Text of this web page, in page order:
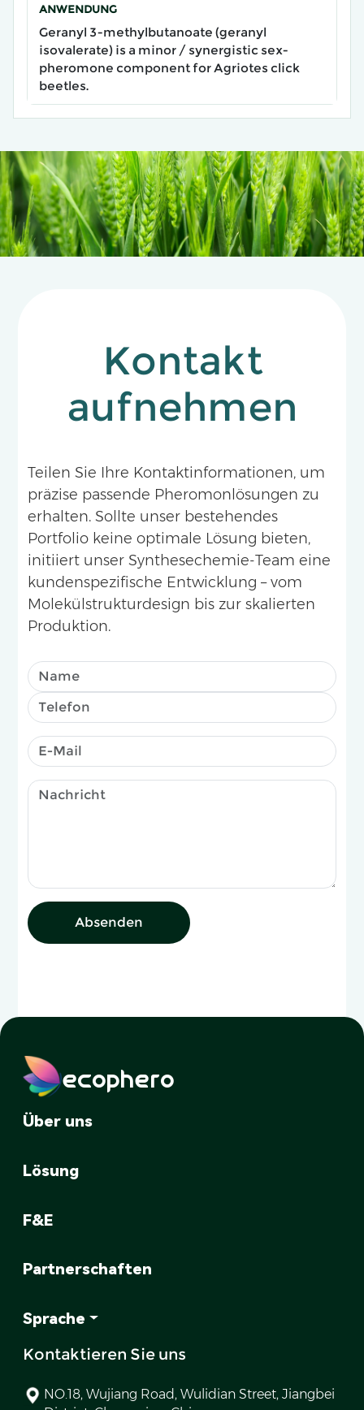
ANWENDUNG
Geranyl 3-methylbutanoate (geranyl
isovalerate) is a minor / synergistic sex-
pheromone component for Agriotes click
beetles.
Kontakt
aufnehmen
Teilen Sie Ihre Kontaktinformationen, um
präzise passende Pheromonlösungen zu
erhalten. Sollte unser bestehendes
Portfolio keine optimale Lösung bieten,
initiiert unser Synthesechemie-Team eine
kundenspezifische Entwicklung – vom
Molekülstrukturdesign bis zur skalierten
Produktion.
Absenden
ecophero
Über uns
Lösung
F&E
Partnerschaften
Sprache
Kontaktieren Sie uns
NO.18, Wujiang Road, Wulidian Street, Jiangbei